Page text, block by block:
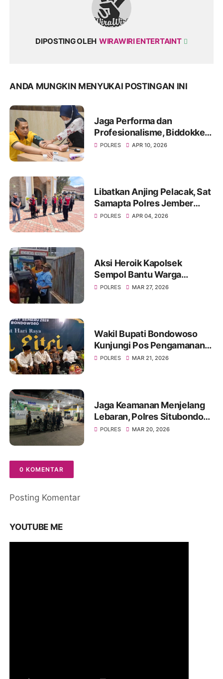
DIPOSTING OLEH WIRAWIRI ENTERTAINT
ANDA MUNGKIN MENYUKAI POSTINGAN INI
Jaga Performa dan
Profesionalisme, Biddokkes
Polda Jatim Gelar Rikes
POLRES APR 10, 2026
Libatkan Anjing Pelacak, Sat
Samapta Polres Jember
Sterilisasi Gereja Jelang
POLRES APR 04, 2026
Aksi Heroik Kapolsek
Sempol Bantu Warga
Kecelakaan Saat Akan
POLRES MAR 27, 2026
Wakil Bupati Bondowoso
Kunjungi Pos Pengamanan
Lebaran 2026
POLRES MAR 21, 2026
Jaga Keamanan Menjelang
Lebaran, Polres Situbondo
Intensifkan Patroli Sisir
POLRES MAR 20, 2026
0 KOMENTAR
Posting Komentar
YOUTUBE ME